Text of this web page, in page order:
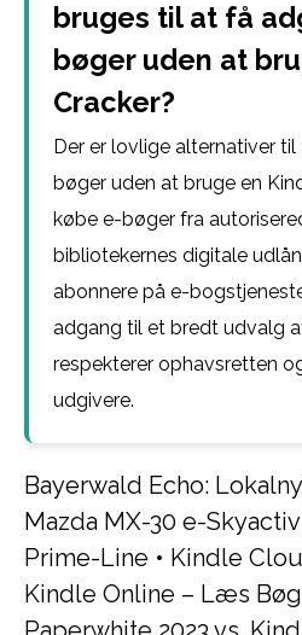
bruges til at få
bøger uden at
Cracker?
Der er lovlige alternativer
bøger uden at bruge en
købe e-bøger fra
bibliotekernes digitale
abonnere på e-
adgang til et bredt udvalg
respekterer ophavsretten
udgivere.
Bayerwald Echo:
Mazda MX-30 e-
Prime-Line • Kindle
Kindle Online – Læs